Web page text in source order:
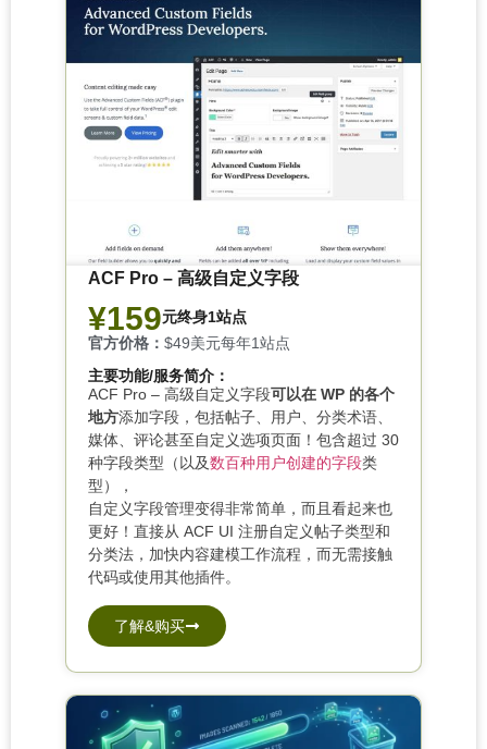
ACF Pro – 高级自定义字段
¥159元终身1站点
官方价格： $49美元每年1站点
主要功能/服务简介：
ACF Pro – 高级自定义字段可以在 WP 的各个
地方添加字段，包括帖子、用户、分类术语、
媒体、评论甚至自定义选项页面！ 包含超过 30
种字段类型（以及数百种用户创建的字段类
型），
自定义字段管理变得非常简单，而且看起来也
更好！直接从 ACF UI 注册自定义帖子类型和
分类法，加快内容建模工作流程，而无需接触
代码或使用其他插件。
了解&购买